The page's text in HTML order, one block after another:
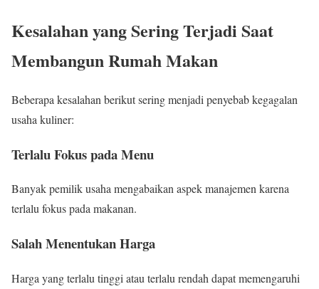
Kesalahan yang Sering Terjadi Saat
Membangun Rumah Makan
Beberapa kesalahan berikut sering menjadi penyebab kegagalan
usaha kuliner:
Terlalu Fokus pada Menu
Banyak pemilik usaha mengabaikan aspek manajemen karena
terlalu fokus pada makanan.
Salah Menentukan Harga
Harga yang terlalu tinggi atau terlalu rendah dapat memengaruhi